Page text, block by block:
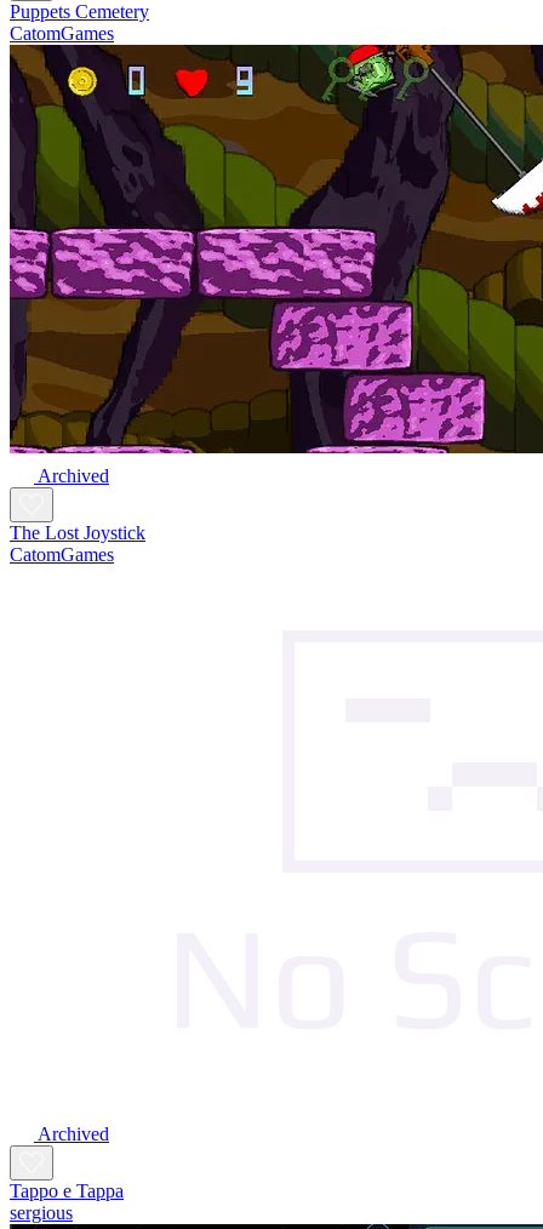
Puppets Cemetery
CatomGames
Archived
The Lost Joystick
CatomGames
Archived
Tappo e Tappa
sergious